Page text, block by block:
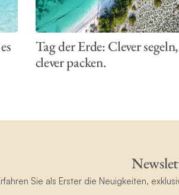
Tag der Erde: Clever segeln,
clever packen.
Sie als Erster die Neuigkeiten,